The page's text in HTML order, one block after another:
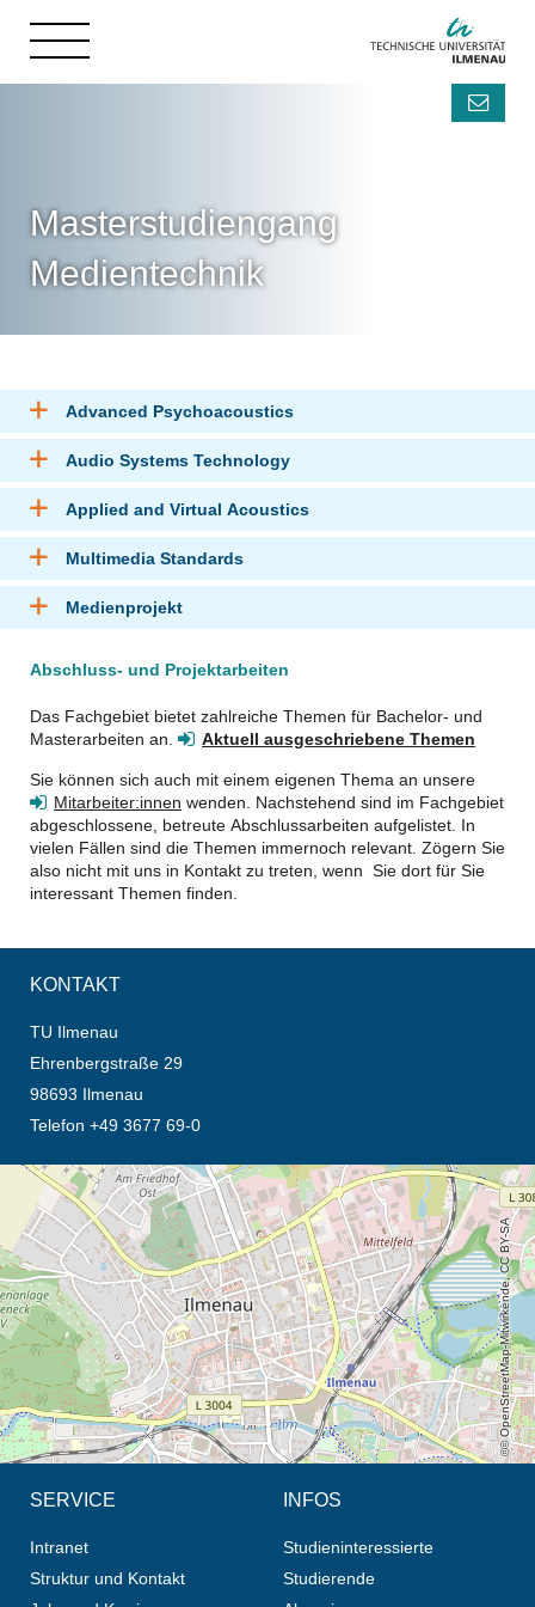
Masterstudiengang
Medientechnik
Advanced Psychoacoustics
Audio Systems Technology
Applied and Virtual Acoustics
Multimedia Standards
Medienprojekt
Abschluss- und Projektarbeiten
Das Fachgebiet bietet zahlreiche Themen für Bachelor- und
Masterarbeiten an.
Aktuell ausgeschriebene Themen
Sie können sich auch mit einem eigenen Thema an unsere
Mitarbeiter:innen wenden. Nachstehend sind im Fachgebiet
abgeschlossene, betreute Abschlussarbeiten aufgelistet. In
vielen Fällen sind die Themen immernoch relevant. Zögern Sie
also nicht mit uns in Kontakt zu treten, wenn Sie dort für Sie
interessant Themen finden.
KONTAKT
TU Ilmenau
Ehrenbergstraße 29
98693 Ilmenau
Telefon +49 3677 69-0
Öffnet die Anfahrtsbeschreibung in neuem Tab (Karte)
© OpenStreetMap-Mitwirkende, CC BY-SA
SERVICE
Intranet
Struktur und Kontakt
INFOS
Studieninteressierte
Studierende